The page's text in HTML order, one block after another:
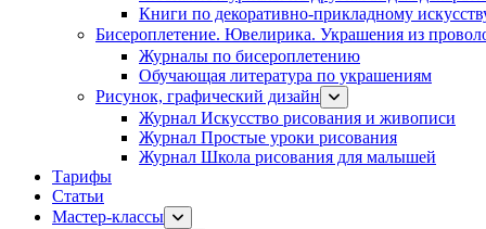
Книги по декоративно-прикладному
Бисероплетение. Ювелирика. Украшения из
Журналы по бисероплетению
Обучающая литература по украшениям
Рисунок, графический дизайн
Журнал Искусство рисования и живописи
Журнал Простые уроки рисования
Журнал Школа рисования для малышей
Тарифы
Статьи
Мастер-классы